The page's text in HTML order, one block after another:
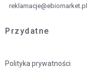
reklamacje@ebiomarket.pl
Przydatne
Polityka prywatności